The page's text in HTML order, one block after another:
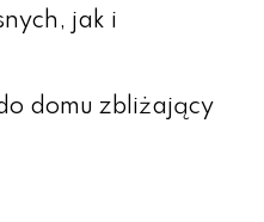
jak i
domu zbliżający